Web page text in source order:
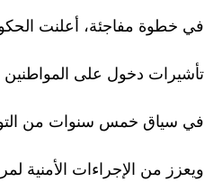
في خطوة مفاجئة، أعلنت
تأشيرات دخول على المواطنين
في سياق خمس سنوات من
ويعزز من الإجراءات الأمنية